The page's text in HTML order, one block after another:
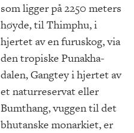
som ligger på 2250 meters
høyde, til Thimphu, i
hjertet av en furuskog, via
den tropiske Punakha-
dalen, Gangtey i hjertet av
et naturreservat eller
Bumthang, vuggen til det
bhutanske monarkiet, er